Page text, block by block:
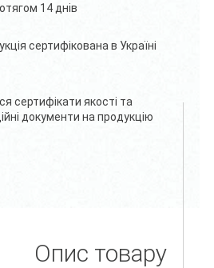
14 днів
сертифікована в Україні
сертифікати якості та
документи на продукцію
Опис товару